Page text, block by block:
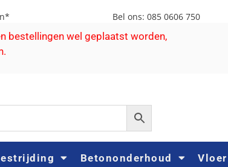
Bel ons: 085 0606 750
bestellingen wel geplaatst worden,
Betononderhoud